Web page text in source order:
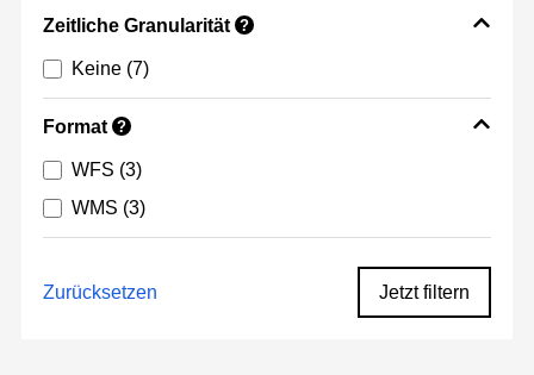
Zeitliche Granularität ?
Keine (7)
Format ?
WFS (3)
WMS (3)
Zurücksetzen Jetzt filtern